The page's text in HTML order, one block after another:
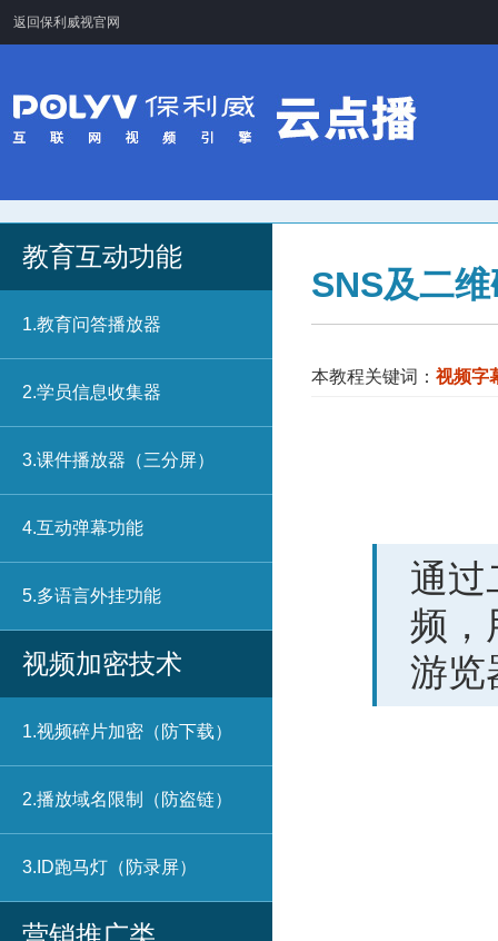
返回保利威视官网
教育互动功能
1.教育问答播放器
2.学员信息收集器
3.课件播放器（三分屏）
4.互动弹幕功能
5.多语言外挂功能
视频加密技术
1.视频碎片加密（防下载）
2.播放域名限制（防盗链）
3.ID跑马灯（防录屏）
营销推广类
SNS及二
本教程关键词： 视频字
通过
频，
游览